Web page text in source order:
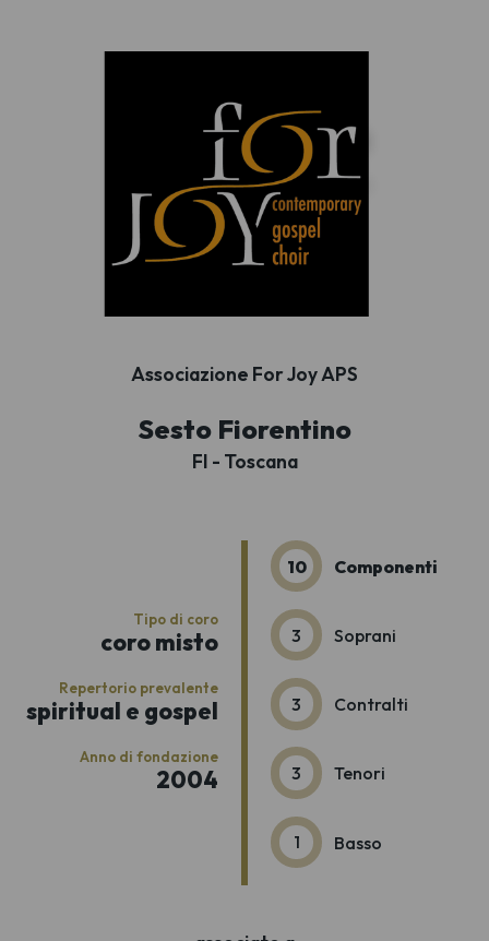
Associazione For Joy APS
Sesto Fiorentino
FI - Toscana
Tipo di coro
coro misto
Repertorio prevalente
spiritual e gospel
Anno di fondazione
2004
10 Componenti
3 Soprani
3 Contralti
3 Tenori
1 Basso